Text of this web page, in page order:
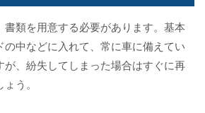
類を用意する必要があります。基本
の中などに入れて、常に車に備えてい
が、紛失してしまった場合はすぐに再
う。